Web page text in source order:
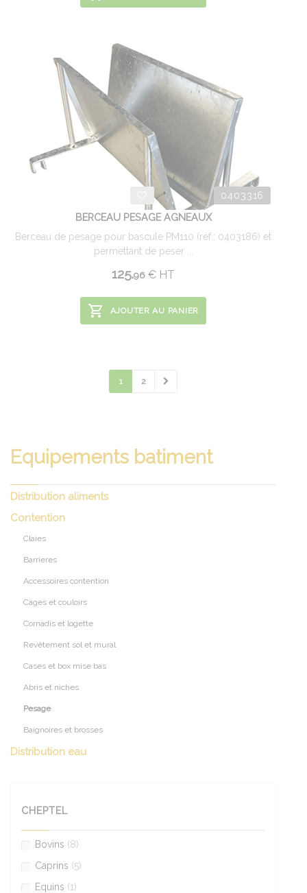
0403316
BERCEAU PESAGE AGNEAUX
Berceau de pesage pour bascule PM110 (réf.: 0403186) et
permettant de peser ...
125.96 € HT
AJOUTER AU PANIER
1 2
Equipements batiment
Distribution aliments
Contention
Claies
Barrieres
Accessoires contention
Cages et couloirs
Cornadis et logette
Revêtement sol et mural
Cases et box mise bas
Abris et niches
Pesage
Baignoires et brosses
Distribution eau
CHEPTEL
Bovins (8)
Caprins (5)
Equins (1)